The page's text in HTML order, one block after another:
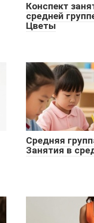
Конспект
средней
Цветы
Средняя
Занятия в